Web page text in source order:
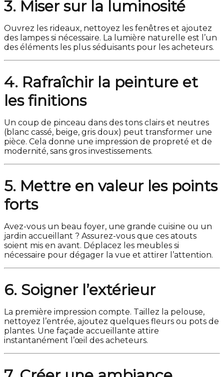
3. Miser sur la luminosité
Ouvrez les rideaux, nettoyez les fenêtres et ajoutez
des lampes si nécessaire. La lumière naturelle est l’un
des éléments les plus séduisants pour les acheteurs.
4. Rafraîchir la peinture et
les finitions
Un coup de pinceau dans des tons clairs et neutres
(blanc cassé, beige, gris doux) peut transformer une
pièce. Cela donne une impression de propreté et de
modernité, sans gros investissements.
5. Mettre en valeur les points
forts
Avez-vous un beau foyer, une grande cuisine ou un
jardin accueillant ? Assurez-vous que ces atouts
soient mis en avant. Déplacez les meubles si
nécessaire pour dégager la vue et attirer l’attention.
6. Soigner l’extérieur
La première impression compte. Taillez la pelouse,
nettoyez l’entrée, ajoutez quelques fleurs ou pots de
plantes. Une façade accueillante attire
instantanément l’œil des acheteurs.